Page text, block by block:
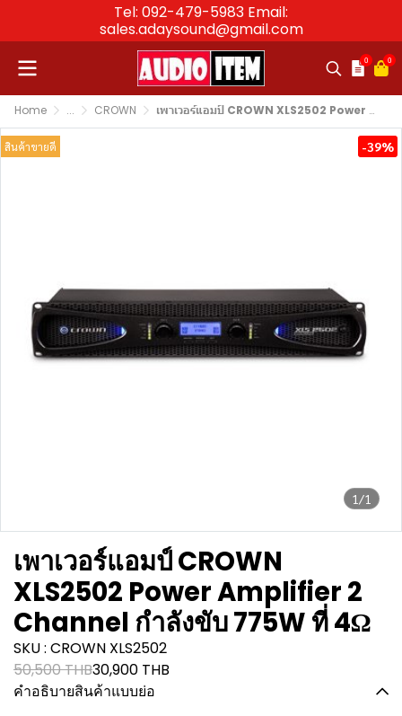
Tel: 092-479-5983 Email:
sales.adaysound@gmail.com
0 0
Home ... CROWN เพาเวอร์แอมป์ CROWN XLS2502 Power Amplifier 2 Channel กำลังขับ 775W ที่ 4Ω
1/1
สินค้าขายดี -39%
เพาเวอร์แอมป์ CROWN
XLS2502 Power Amplifier 2
Channel กำลังขับ 775W ที่ 4Ω
SKU : CROWN XLS2502
50,500 THB30,900 THB
คำอธิบายสินค้าแบบย่อ